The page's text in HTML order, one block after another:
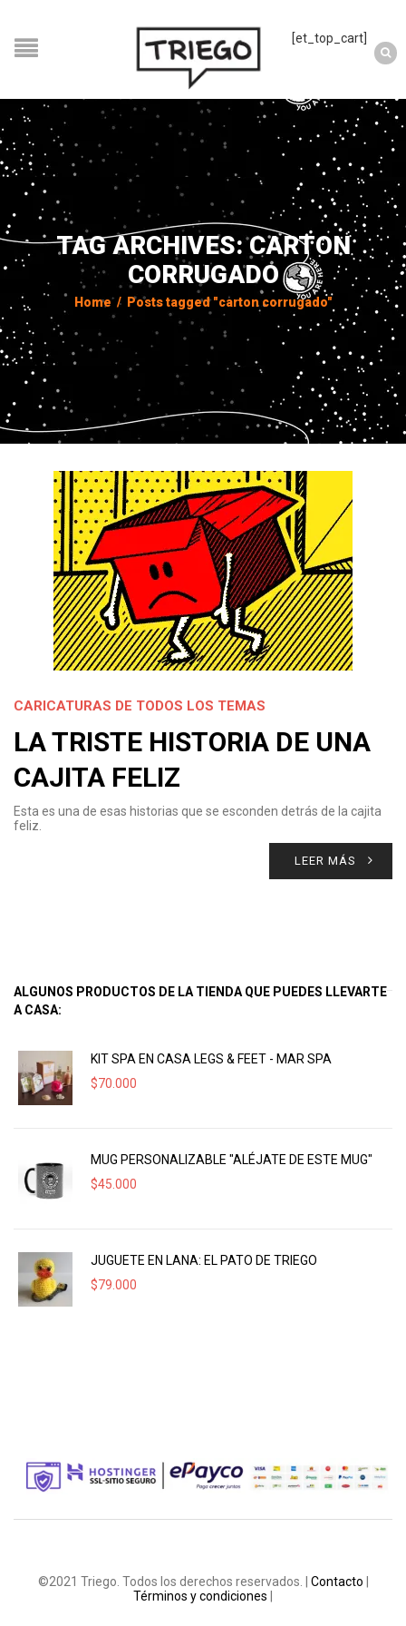
[et_top_cart]
TAG ARCHIVES: CARTON
CORRUGADO
Home / Posts tagged "carton corrugado"
CARICATURAS DE TODOS LOS TEMAS
LA TRISTE HISTORIA DE UNA
CAJITA FELIZ
Esta es una de esas historias que se esconden detrás de la cajita
feliz.
LEER MÁS
ALGUNOS PRODUCTOS DE LA TIENDA QUE PUEDES LLEVARTE
A CASA:
KIT SPA EN CASA LEGS & FEET - MAR SPA
$70.000
MUG PERSONALIZABLE "ALÉJATE DE ESTE MUG"
$45.000
JUGUETE EN LANA: EL PATO DE TRIEGO
$79.000
©2021 Triego. Todos los derechos reservados. | Contacto
Términos y condiciones